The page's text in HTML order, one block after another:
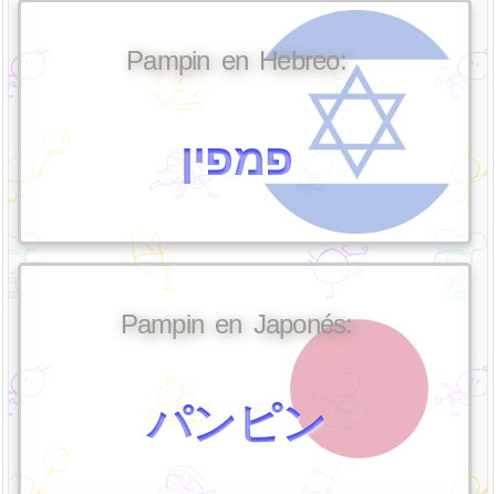
Pampin en Hebreo:
פמפין
Pampin en Japonés:
パンピン